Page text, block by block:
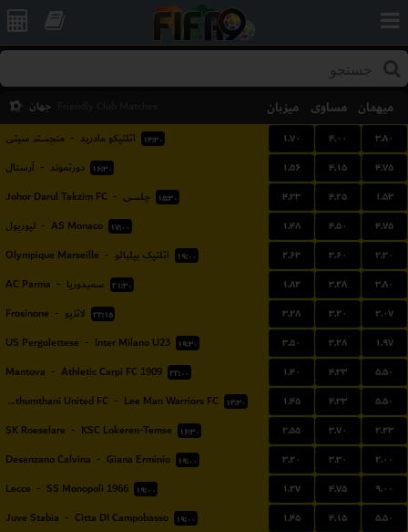
جهان میزبان مساوی میهمان
منچستر سیتی - اتلتیکو مادرید ۱۴:۳۰ ۱.۷۰ ۴.۰۰ ۳.۸۰
آرسنال - دورتموند ۱۶:۳۰ ۱.۵۶ ۴.۱۵ ۴.۷۵
Johor Darul Takzim FC - چلسی ۱۵:۳۰ ۴.۳۳ ۴.۲۵ ۱.۵۳
لیورپول - AS Monaco ۱۷:۰۰ ۱.۴۸ ۴.۵۰ ۴.۷۵
Olympique Marseille - اتلتیک بیلبائو ۱۹:۰۰ ۲.۶۳ ۳.۶۰ ۲.۳۰
AC Parma - سمپدوریا ۲۱:۳۰ ۱.۸۲ ۳.۲۸ ۳.۸۰
Frosinone - لاتزیو ۲۲:۱۵ ۳.۲۸ ۳.۲۰ ۲.۰۷
US Pergolettese - Inter Milano U23 ۱۹:۳۰ ۳.۵۰ ۳.۲۸ ۱.۹۷
Mantova - Athletic Carpi FC 1909 ۲۲:۰۰ ۱.۴۰ ۴.۳۳ ۵.۵۰
Bangkok Glass Pathumthani United FC - Lee Man Warriors FC ۱۴:۳۰ ۱.۴۵ ۴.۳۳ ۵.۵۰
SK Roeselare - KSC Lokeren-Temse ۱۶:۳۰ ۲.۵۵ ۳.۷۰ ۲.۲۳
Desenzano Calvina - Giana Erminio ۱۹:۰۰ ۳.۲۰ ۳.۳۰ ۲.۰۰
Lecce - SS Monopoli 1966 ۱۹:۰۰ ۱.۲۷ ۴.۷۵ ۹.۰۰
Juve Stabia - Citta DI Campobasso ۱۹:۰۰ ۱.۴۵ ۴.۱۵ ۵.۵۰